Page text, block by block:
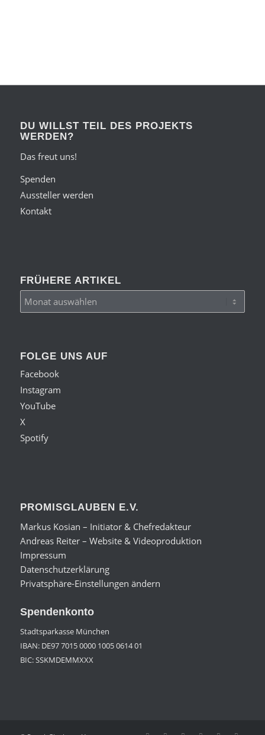
DU WILLST TEIL DES PROJEKTS
WERDEN?
Das freut uns!
Spenden
Aussteller werden
Kontakt
FRÜHERE ARTIKEL
FOLGE UNS AUF
Facebook
Instagram
YouTube
X
Spotify
PROMISGLAUBEN E.V.
Markus Kosian – Initiator & Chefredakteur
Andreas Reiter – Website & Videoproduktion
Impressum
Datenschutzerklärung
Privatsphäre-Einstellungen ändern
Spendenkonto
Stadtsparkasse München
IBAN: DE97 7015 0000 1005 0614 01
BIC: SSKMDEMMXXX